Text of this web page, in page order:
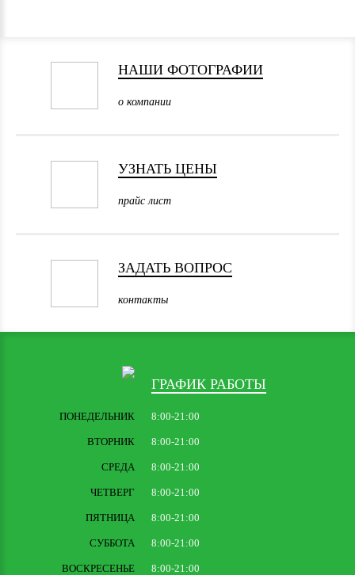
НАШИ ФОТОГРАФИИ
о компании
УЗНАТЬ ЦЕНЫ
прайс лист
ЗАДАТЬ ВОПРОС
контакты
ГРАФИК РАБОТЫ
ПОНЕДЕЛЬНИК 8:00-21:00
ВТОРНИК 8:00-21:00
СРЕДА 8:00-21:00
ЧЕТВЕРГ 8:00-21:00
ПЯТНИЦА 8:00-21:00
СУББОТА 8:00-21:00
ВОСКРЕСЕНЬЕ 8:00-21:00